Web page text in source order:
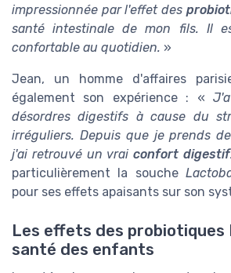
impressionnée par l'effet des
santé intestinale de mon fils. Il
confortable au quotidien. »
Jean, un homme d'affaires
également son expérience : «
désordres digestifs à cause du
irréguliers. Depuis que je prends
j'ai retrouvé un vraiconfort digestif
particulièrement la souche
pour ses effets apaisants sur son
Les effets des probiotiques
santé des enfants